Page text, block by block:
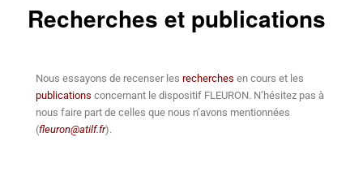
Recherches et publications
Nous essayons de recenser lesrecherches en cours et les
publications concernant le dispositif FLEURON. N’hésitez pas à
nous faire part de celles que nous n’avons mentionnées
(fleuron@atilf.fr).